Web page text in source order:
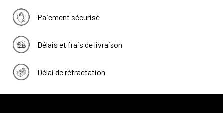
Paiement sécurisé
Délais et frais de livraison
Délai de rétractation